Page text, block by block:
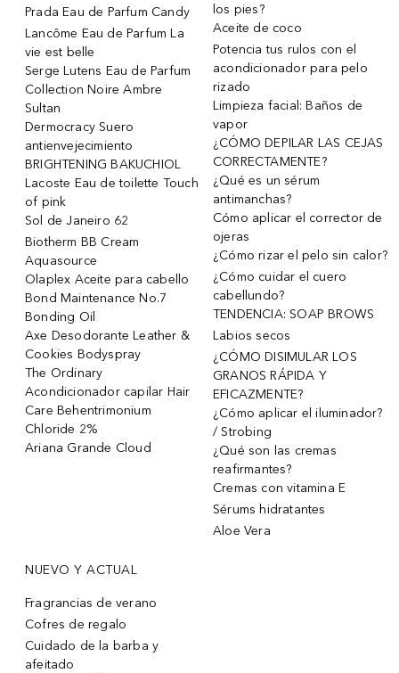
Prada Eau de Parfum Candy
Lancôme Eau de Parfum La
vie est belle
Serge Lutens Eau de Parfum
Collection Noire Ambre
Sultan
Dermocracy Suero
antienvejecimiento
BRIGHTENING BAKUCHIOL
Lacoste Eau de toilette Touch
of pink
Sol de Janeiro 62
Biotherm BB Cream
Aquasource
Olaplex Aceite para cabello
Bond Maintenance No.7
Bonding Oil
Axe Desodorante Leather &
Cookies Bodyspray
The Ordinary
Acondicionador capilar Hair
Care Behentrimonium
Chloride 2%
Ariana Grande Cloud
los pies?
Aceite de coco
Potencia tus rulos con el
acondicionador para pelo
rizado
Limpieza facial: Baños de
vapor
¿CÓMO DEPILAR LAS CEJAS
CORRECTAMENTE?
¿Qué es un sérum
antimanchas?
Cómo aplicar el corrector de
ojeras
¿Cómo rizar el pelo sin calor?
¿Cómo cuidar el cuero
cabellundo?
TENDENCIA: SOAP BROWS
Labios secos
¿CÓMO DISIMULAR LOS
GRANOS RÁPIDA Y
EFICAZMENTE?
¿Cómo aplicar el iluminador?
/ Strobing
¿Qué son las cremas
reafirmantes?
Cremas con vitamina E
Sérums hidratantes
Aloe Vera
NUEVO Y ACTUAL
Fragrancias de verano
Cofres de regalo
Cuidado de la barba y
afeitado